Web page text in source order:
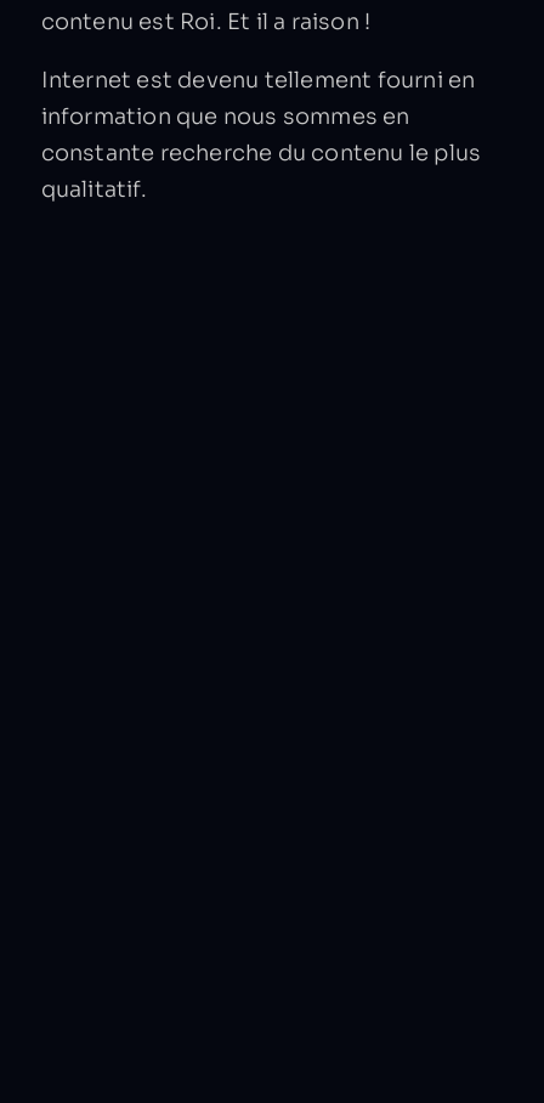
contenu est Roi. Et il a raison !
Internet est devenu tellement fourni en
information que nous sommes en
constante recherche du contenu le plus
qualitatif.